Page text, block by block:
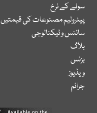
سونے کے نرخ
پیٹرولیم مصنوعات کی قیمتیں
سائنس و ٹیکنالوجی
بلاگ
بزنس
ویڈیوز
جرائم